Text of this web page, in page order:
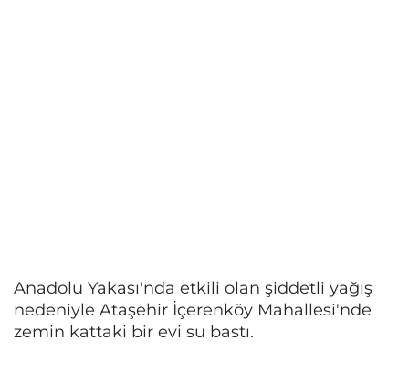
Anadolu Yakası'nda etkili olan şiddetli yağış
nedeniyle Ataşehir İçerenköy Mahallesi'nde
zemin kattaki bir evi su bastı.